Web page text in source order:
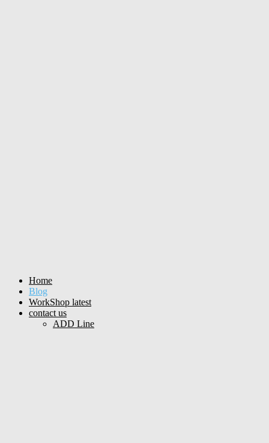
Home
Blog
WorkShop latest
contact us
ADD Line